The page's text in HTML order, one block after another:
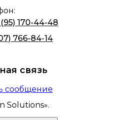
:
170-44-48
766-84-14
связь
сообщение
Solutions».